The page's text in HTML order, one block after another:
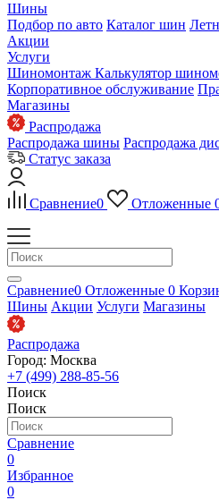
Шины
Подбор по авто Каталог шин
Акции
Услуги
Шиномонтаж Калькулятор
Корпоративное обслуживание
Магазины
Распродажа
Распродажа шины Распродажа
Статус заказа
Сравнение0 Отложенные
Сравнение0 Отложенные 0
Шины Акции Услуги Магазины
Распродажа
Город: Москва
+7 (499) 288-85-56
Поиск
Поиск
Сравнение
0
Избранное
0